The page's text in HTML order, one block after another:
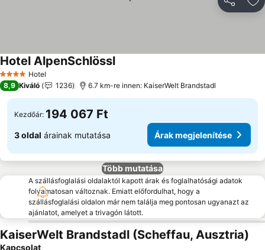
4 KategóriaHotel
Hotel AlpenSchlössl
8,9 Kiváló 1236 6.7 km-re innen: KaiserWelt Brandstadl
Kezdőár: 194 067 Ft
3 oldal árainak mutatása Árak megjelenítése
Több mutatása
A szállásfoglalási oldalaktól kapott árak és foglalhatósági adatok
folyamatosan változnak. Emiatt előfordulhat, hogy a
szállásfoglalási oldalon már nem találja meg pontosan ugyanazt az
ajánlatot, amelyet a trivagón látott.
KaiserWelt Brandstadl (Scheffau, Ausztria)
Kapcsolat